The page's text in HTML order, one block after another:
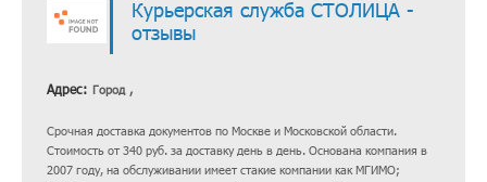
Курьерская служба СТОЛИЦА -
отзывы
Адрес: Город ,
Срочная доставка документов по Москве и Московской области.
Стоимость от 340 руб. за доставку день в день. Основана компания в
2007 году, на обслуживании имеет стакие компании как МГИМО;